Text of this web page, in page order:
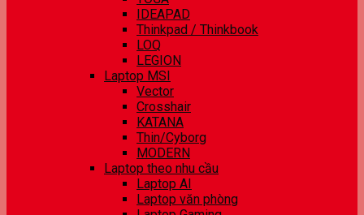
IDEAPAD
Thinkpad / Thinkbook
LOQ
LEGION
Laptop MSI
Vector
Crosshair
KATANA
Thin/Cyborg
MODERN
Laptop theo nhu cầu
Laptop AI
Laptop văn phòng